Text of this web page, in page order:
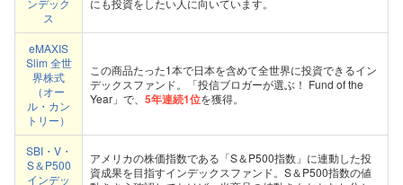
ンデック
ス
にも投資をしたい人に向いています。
eMAXIS
Slim 全世
界株式
（オー
ル・カン
トリー）
この商品たった1本で日本を含めて全世界に投資できるイン
デックスファンド。「投信ブロガーが選ぶ！ Fund of the
Year」で、 5年連続1位を獲得。
SBI・V・
S＆P500
インデッ
アメリカの株価指数である「S＆P500指数」に連動した投
資成果を目指すインデックスファンド。S＆P500指数の値